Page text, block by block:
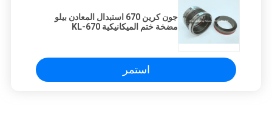
جون كرين 670 استبدال المعادن بيلو
مضخة ختم الميكانيكية KL-670
استمر